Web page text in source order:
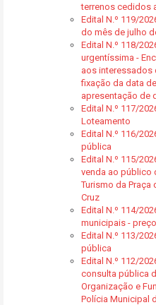
terrenos cedidos
Edital N.º 119/
do mês de julho
Edital N.º 118/
urgentíssima -
aos interessados
fixação da data
apresentação de
Edital N.º 117/
Loteamento
Edital N.º 116/
pública
Edital N.º 115/
venda ao público
Turismo da Praça
Cruz
Edital N.º 114/
municipais -
Edital N.º 113/
pública
Edital N.º 112/
consulta pública
Organização e
Polícia Municipal